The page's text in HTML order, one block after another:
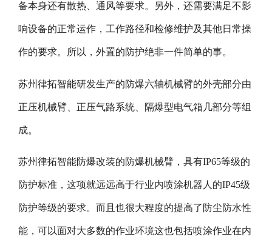
备本身还有散热、通风等要求。另外，还需要满足不影
响设备的正常运作，工作路径和检修维护及其他日常操
作的要求。所以，外置的防护绝非一件简单的事。
苏州律拓智能研发生产的防爆六轴机械臂的外壳部分由
正压机械臂、正压气路系统、隔爆型电气箱几部分等组
成。
苏州律拓智能防爆改装的防爆机械臂，具有IP65等级的
防护标准，这项就远远高于行业内喷涂机器人的IP45级
防护等级的要求。而且也很大程度的提高了防尘防水性
能，可以面对大多数的作业环境这也包括喷涂作业在内